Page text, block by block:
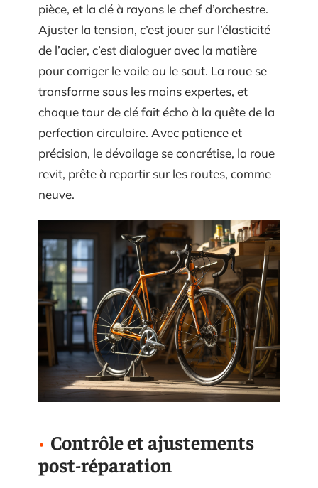
pièce, et la clé à rayons le chef d’orchestre.
Ajuster la tension, c’est jouer sur l’élasticité
de l’acier, c’est dialoguer avec la matière
pour corriger le voile ou le saut. La roue se
transforme sous les mains expertes, et
chaque tour de clé fait écho à la quête de la
perfection circulaire. Avec patience et
précision, le dévoilage se concrétise, la roue
revit, prête à repartir sur les routes, comme
neuve.
Contrôle et ajustements
post-réparation